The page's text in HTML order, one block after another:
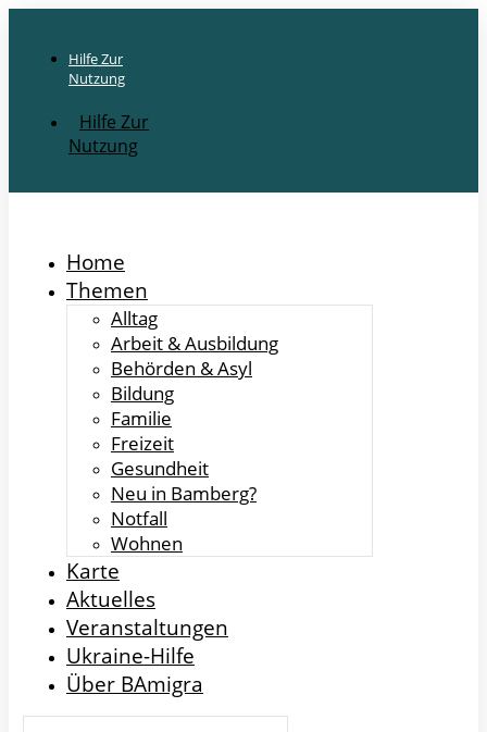
Hilfe Zur
Nutzung
Hilfe Zur
Nutzung
Home
Themen
Alltag
Arbeit & Ausbildung
Behörden & Asyl
Bildung
Familie
Freizeit
Gesundheit
Neu in Bamberg?
Notfall
Wohnen
Karte
Aktuelles
Veranstaltungen
Ukraine-Hilfe
Über BAmigra